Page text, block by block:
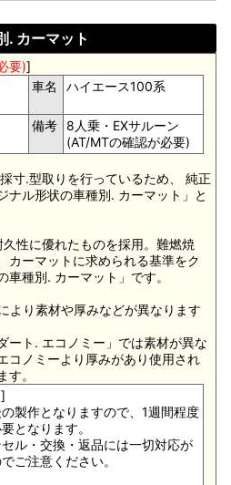
. カーマット
要)]
車名 ハイエース100系
備考
8人乗・EXサルーン
(AT/MTの確認が必要)
寸.型取りを行っているため、 純正
ナル形状の車種別. カーマット」と
久性に優れたものを採用。難燃焼
カーマットに求められる基準をク
車種別. カーマット」です。
より素材や厚みなどが異なります
ート. エコノミー」では素材が異な
コノミーより厚みがあり使用され
。
]
製作となりますので、1週間程度
となります。
ル・交換・返品には一切対応が
ご注意ください。